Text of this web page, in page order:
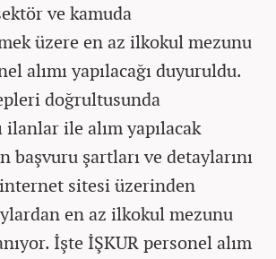
ve kamuda
üzere en az ilkokul mezunu
alımı yapılacağı duyuruldu.
doğrultusunda
ilanlar ile alım yapılacak
başvuru şartları ve detaylarını
sitesi üzerinden
en az ilkokul mezunu
İşte İŞKUR personel alım